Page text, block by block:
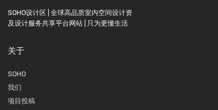
SOHO设计区 | 全球高品质室内空间设计资
及设计服务共享平台网站 | 只为更懂生活
关于
SOHO
我们
项目投稿